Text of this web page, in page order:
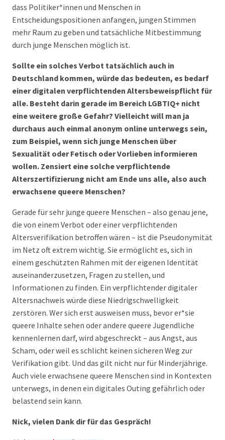
dass Politiker*innen und Menschen in
Entscheidungspositionen anfangen, jungen Stimmen
mehr Raum zu geben und tatsächliche Mitbestimmung
durch junge Menschen möglich ist.
Sollte ein solches Verbot tatsächlich auch in
Deutschland kommen, würde das bedeuten, es bedarf
einer digitalen verpflichtenden Altersbeweispflicht für
alle. Besteht darin gerade im Bereich LGBTIQ+ nicht
eine weitere große Gefahr? Vielleicht will man ja
durchaus auch einmal anonym online unterwegs sein,
zum Beispiel, wenn sich junge Menschen über
Sexualität oder Fetisch oder Vorlieben informieren
wollen. Zensiert eine solche verpflichtende
Alterszertifizierung nicht am Ende uns alle, also auch
erwachsene queere Menschen?
Gerade für sehr junge queere Menschen – also genau jene,
die von einem Verbot oder einer verpflichtenden
Altersverifikation betroffen wären – ist die Pseudonymität
im Netz oft extrem wichtig. Sie ermöglicht es, sich in
einem geschützten Rahmen mit der eigenen Identität
auseinanderzusetzen, Fragen zu stellen, und
Informationen zu finden. Ein verpflichtender digitaler
Altersnachweis würde diese Niedrigschwelligkeit
zerstören. Wer sich erst ausweisen muss, bevor er*sie
queere Inhalte sehen oder andere queere Jugendliche
kennenlernen darf, wird abgeschreckt – aus Angst, aus
Scham, oder weil es schlicht keinen sicheren Weg zur
Verifikation gibt. Und das gilt nicht nur für Minderjährige.
Auch viele erwachsene queere Menschen sind in Kontexten
unterwegs, in denen ein digitales Outing gefährlich oder
belastend sein kann.
Nick, vielen Dank dir für das Gespräch!